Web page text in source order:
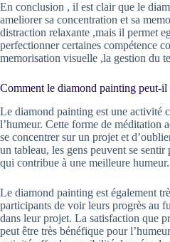
En conclusion , il est clair que le
ameliorer sa concentration et sa
distraction relaxante ,mais il permet
perfectionner certaines compétence
memorisation visuelle ,la gestion du
Comment le diamond painting peut-
Le diamond painting est une activité
l’humeur. Cette forme de méditation
se concentrer sur un projet et
un tableau, les gens peuvent se
qui contribue à une meilleure humeur.
Le diamond painting est également
participants de voir leurs progrès au
dans leur projet. La satisfaction que
peut être très bénéfique pour